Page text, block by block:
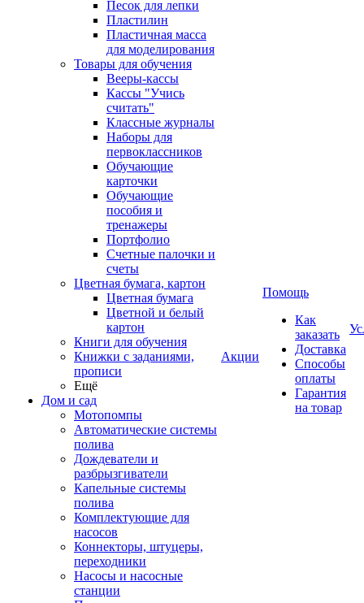
Песок для лепки
Пластилин
Пластичная масса
для моделирования
Товары для обучения
Вееры-кассы
Кассы "Учись
считать"
Классные журналы
Наборы для
первоклассников
Обучающие
карточки
Обучающие
пособия и
тренажеры
Портфолио
Счетные палочки и
счеты
Цветная бумага, картон
Цветная бумага
Цветной и белый
картон
Книги для обучения
Книжки с заданиями,
прописи
Ещё
Дом и сад
Мотопомпы
Автоматические системы
полива
Дождеватели и
разбрызгиватели
Капельные системы
полива
Комплектующие для
насосов
Коннекторы, штуцеры,
переходники
Насосы и насосные
станции
Акции
Помощь
Как
заказать
Доставка
Способы
оплаты
Гарантия
на товар